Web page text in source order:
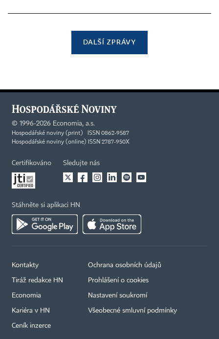
DALŠÍ ZPRÁVY
© 1996-2026 Economia, a.s.
Hospodářské noviny (print) ISSN 0862-9587
Hospodářské noviny (online) ISSN 2787-950X
Certifikováno Sledujte nás
Stáhněte si aplikaci HN
Kontakty
Tiráž redakce HN
Economia
Kariéra v HN
Ceník inzerce
Ochrana osobních údajů
Prohlášení o cookies
Nastavení soukromí
Všeobecné smluvní podmínky